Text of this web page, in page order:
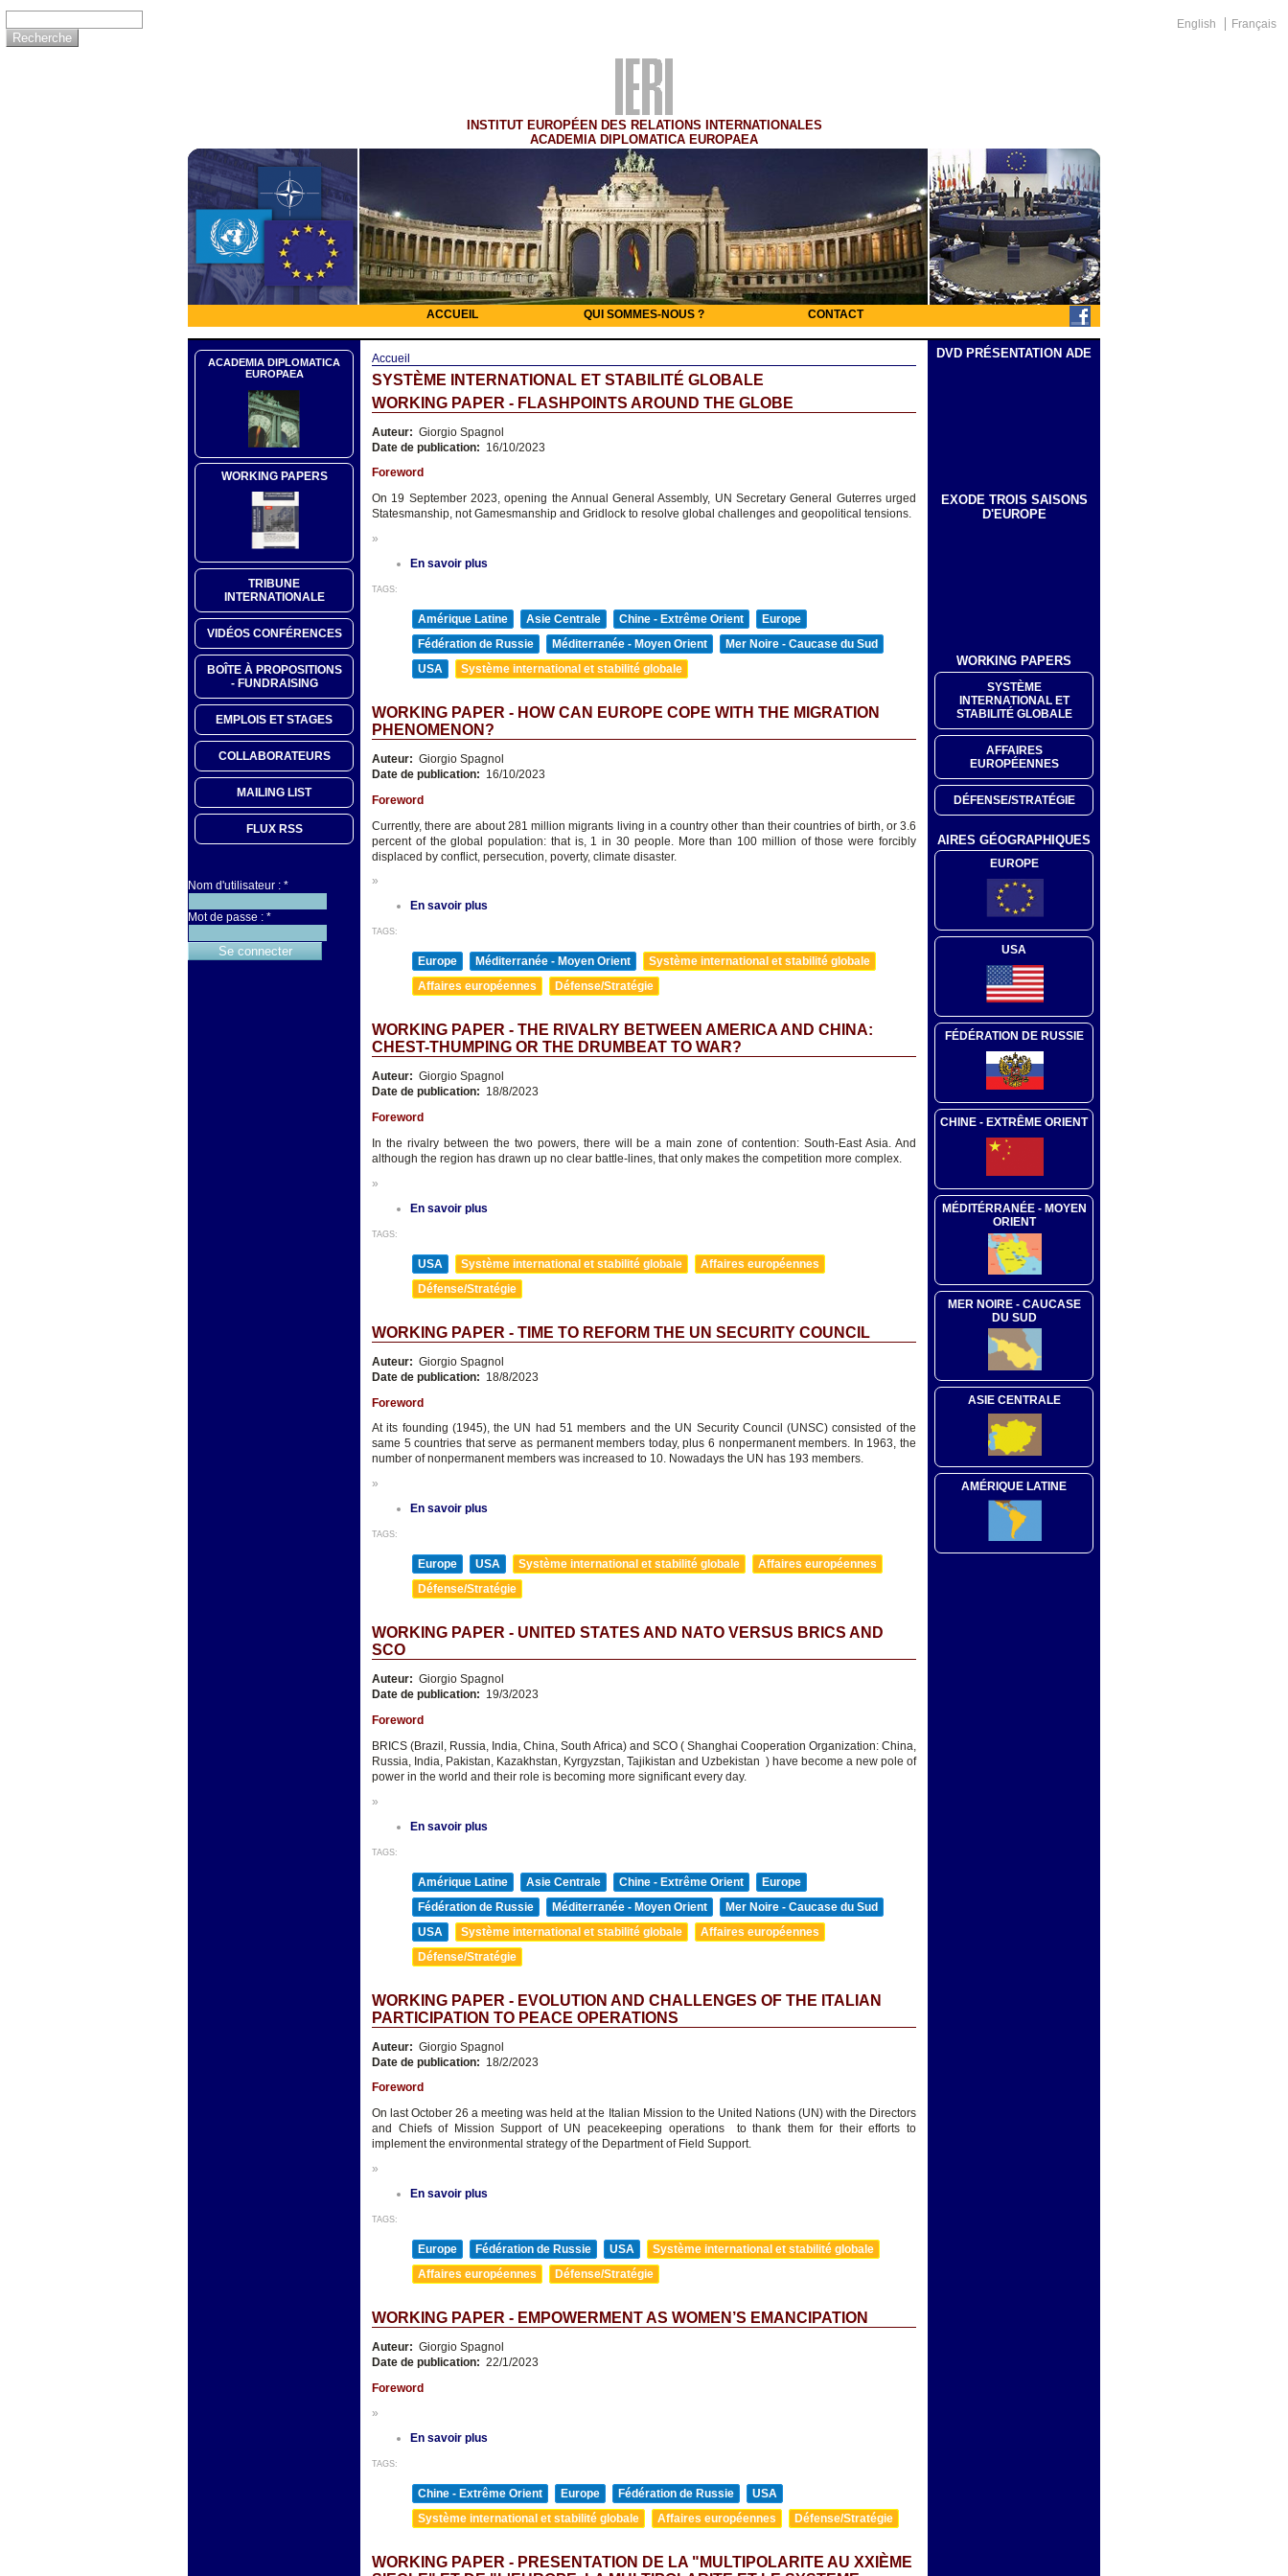
English Français
INSTITUT EUROPÉEN DES RELATIONS INTERNATIONALES
ACADEMIA DIPLOMATICA EUROPAEA
ACCUEIL QUI SOMMES-NOUS ? CONTACT
ACADEMIA DIPLOMATICA
EUROPAEA
WORKING PAPERS
TRIBUNE
INTERNATIONALE
VIDÉOS CONFÉRENCES
BOÎTE À PROPOSITIONS
- FUNDRAISING
EMPLOIS ET STAGES
COLLABORATEURS
MAILING LIST
FLUX RSS
Nom d'utilisateur : *
Mot de passe : *
Accueil
SYSTÈME INTERNATIONAL ET STABILITÉ GLOBALE
WORKING PAPER - FLASHPOINTS AROUND THE GLOBE
Auteur: Giorgio Spagnol
Date de publication: 16/10/2023
Foreword
On 19 September 2023, opening the Annual General Assembly, UN Secretary General Guterres urged
Statesmanship, not Gamesmanship and Gridlock to resolve global challenges and geopolitical tensions.
»
En savoir plus
TAGS:
Amérique Latine Asie Centrale Chine - Extrême Orient
Europe
Fédération de Russie
Méditerranée - Moyen Orient
Mer Noire - Caucase du Sud
USA
Système international et stabilité globale
WORKING PAPER - HOW CAN EUROPE COPE WITH THE MIGRATION
PHENOMENON?
Auteur: Giorgio Spagnol
Date de publication: 16/10/2023
Foreword
Currently, there are about 281 million migrants living in a country other than their countries of birth, or 3.6
percent of the global population: that is, 1 in 30 people. More than 100 million of those were forcibly
displaced by conflict, persecution, poverty, climate disaster.
»
En savoir plus
TAGS:
Europe Méditerranée - Moyen Orient
Système international et stabilité globale
Affaires européennes
Défense/Stratégie
WORKING PAPER - THE RIVALRY BETWEEN AMERICA AND CHINA:
CHEST-THUMPING OR THE DRUMBEAT TO WAR?
Auteur: Giorgio Spagnol
Date de publication: 18/8/2023
Foreword
In the rivalry between the two powers, there will be a main zone of contention: South-East Asia. And
although the region has drawn up no clear battle-lines, that only makes the competition more complex.
»
En savoir plus
TAGS:
USA Système international et stabilité globale
Affaires européennes
Défense/Stratégie
WORKING PAPER - TIME TO REFORM THE UN SECURITY COUNCIL
Auteur: Giorgio Spagnol
Date de publication: 18/8/2023
Foreword
At its founding (1945), the UN had 51 members and the UN Security Council (UNSC) consisted of the
same 5 countries that serve as permanent members today, plus 6 nonpermanent members. In 1963, the
number of nonpermanent members was increased to 10. Nowadays the UN has 193 members.
»
En savoir plus
TAGS:
Europe USA Système international et stabilité globale
Affaires européennes
Défense/Stratégie
WORKING PAPER - UNITED STATES AND NATO VERSUS BRICS AND
SCO
Auteur: Giorgio Spagnol
Date de publication: 19/3/2023
Foreword
BRICS (Brazil, Russia, India, China, South Africa) and SCO ( Shanghai Cooperation Organization: China,
Russia, India, Pakistan, Kazakhstan, Kyrgyzstan, Tajikistan and Uzbekistan ) have become a new pole of
power in the world and their role is becoming more significant every day.
»
En savoir plus
TAGS:
Amérique Latine Asie Centrale Chine - Extrême Orient
Europe
Fédération de Russie
Méditerranée - Moyen Orient
Mer Noire - Caucase du Sud
USA
Système international et stabilité globale
Affaires européennes
Défense/Stratégie
WORKING PAPER - EVOLUTION AND CHALLENGES OF THE ITALIAN
PARTICIPATION TO PEACE OPERATIONS
Auteur: Giorgio Spagnol
Date de publication: 18/2/2023
Foreword
On last October 26 a meeting was held at the Italian Mission to the United Nations (UN) with the Directors
and Chiefs of Mission Support of UN peacekeeping operations to thank them for their efforts to
implement the environmental strategy of the Department of Field Support.
»
En savoir plus
TAGS:
Europe Fédération de Russie USA
Système international et stabilité globale
Affaires européennes
Défense/Stratégie
WORKING PAPER - EMPOWERMENT AS WOMEN’S EMANCIPATION
Auteur: Giorgio Spagnol
Date de publication: 22/1/2023
Foreword
»
En savoir plus
TAGS:
Chine - Extrême Orient Europe Fédération de Russie
USA
Système international et stabilité globale
Affaires européennes Défense/Stratégie
WORKING PAPER - PRESENTATION DE LA "MULTIPOLARITE AU XXIÈME
DVD PRÉSENTATION ADE
EXODE TROIS SAISONS
D'EUROPE
WORKING PAPERS
SYSTÈME
INTERNATIONAL ET
STABILITÉ GLOBALE
AFFAIRES
EUROPÉENNES
DÉFENSE/STRATÉGIE
AIRES GÉOGRAPHIQUES
EUROPE
USA
FÉDÉRATION DE RUSSIE
CHINE - EXTRÊME ORIENT
MÉDITÉRRANÉE - MOYEN
ORIENT
MER NOIRE - CAUCASE
DU SUD
ASIE CENTRALE
AMÉRIQUE LATINE